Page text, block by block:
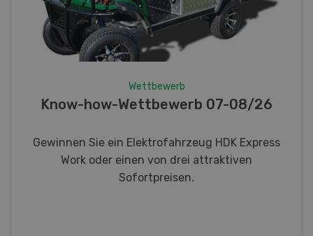
Fotorätsel 07-08/26
Gewinnen Sie eines von fünf LANDI
Taschenmessern